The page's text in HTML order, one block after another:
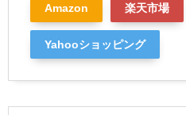
Amazon 楽天市場
Yahooショッピング